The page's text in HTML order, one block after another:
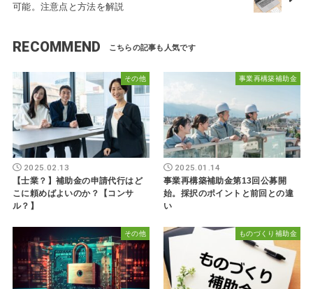
可能。注意点と方法を解説
RECOMMEND
その他
2025.02.13
【士業？】補助金の申請代行はど
こに頼めばよいのか？【コンサ
ル？】
事業再構築補助金
2025.01.14
事業再構築補助金第13回公募開
始。採択のポイントと前回との違
い
その他 ものづくり補助金